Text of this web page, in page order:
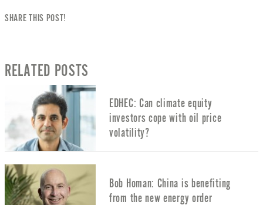
SHARE THIS POST!
RELATED POSTS
EDHEC: Can climate equity
investors cope with oil price
volatility?
Bob Homan: China is benefiting
from the new energy order